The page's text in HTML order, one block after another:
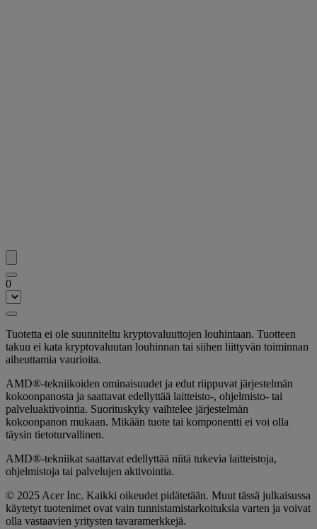
0
Tuotetta ei ole suunniteltu kryptovaluuttojen louhintaan. Tuotteen
takuu ei kata kryptovaluutan louhinnan tai siihen liittyvän toiminnan
aiheuttamia vaurioita.
AMD®-tekniikoiden ominaisuudet ja edut riippuvat järjestelmän
kokoonpanosta ja saattavat edellyttää laitteisto-, ohjelmisto- tai
palveluaktivointia. Suorituskyky vaihtelee järjestelmän
kokoonpanon mukaan. Mikään tuote tai komponentti ei voi olla
täysin tietoturvallinen.
AMD®-tekniikat saattavat edellyttää niitä tukevia laitteistoja,
ohjelmistoja tai palvelujen aktivointia.
© 2025 Acer Inc. Kaikki oikeudet pidätetään. Muut tässä julkaisussa
käytetyt tuotenimet ovat vain tunnistamistarkoituksia varten ja voivat
olla vastaavien yritysten tavaramerkkejä.